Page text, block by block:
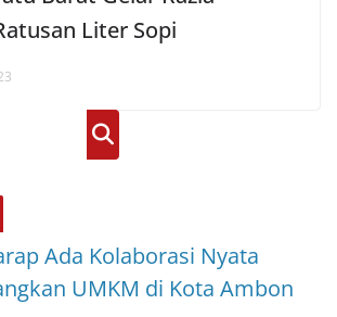
Liter Sopi
Cari
Ada Kolaborasi Nyata
UMKM di Kota Ambon